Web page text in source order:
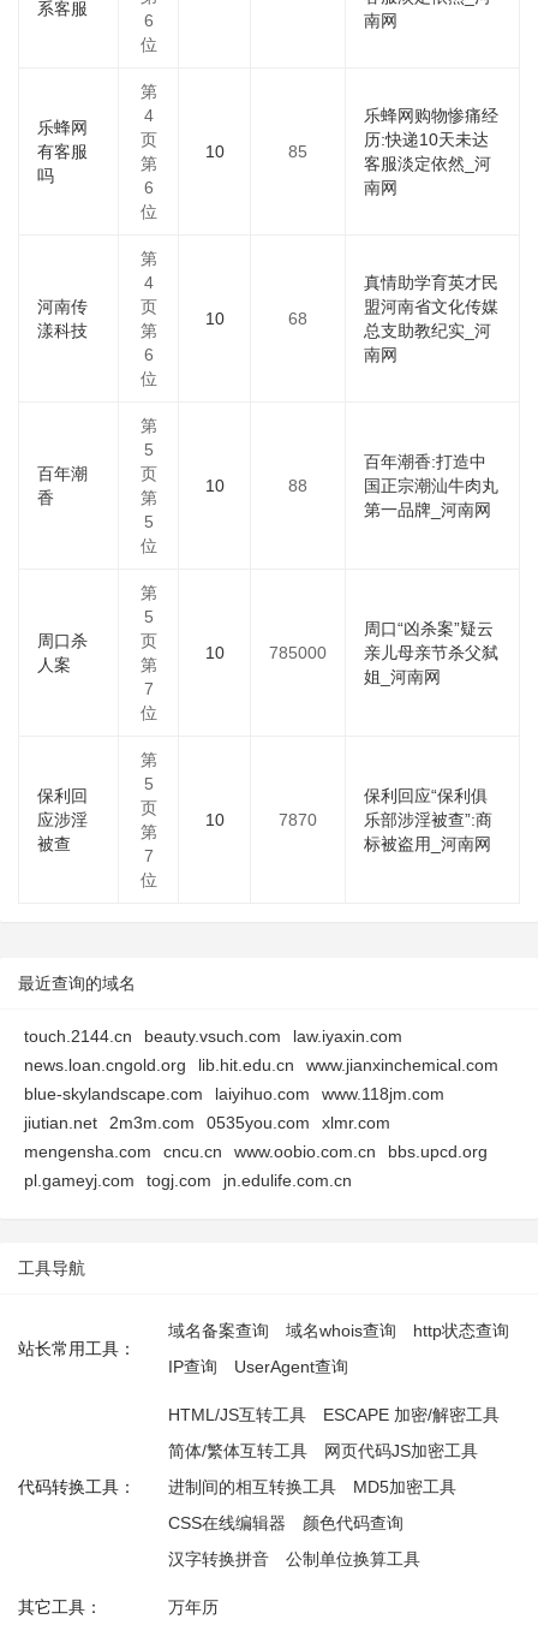
系客服
6
位
南网
乐蜂网
有客服
吗
第
4
页
第
6
位
10 85
乐蜂网购物惨痛经
历:快递10天未达
客服淡定依然_河
南网
河南传
漾科技
第
4
页
第
6
位
10 68
真情助学育英才民
盟河南省文化传媒
总支助教纪实_河
南网
百年潮
香
第
5
页
第
5
位
10 88
百年潮香:打造中
国正宗潮汕牛肉丸
第一品牌_河南网
周口杀
人案
第
5
页
第
7
位
10 785000
周口“凶杀案”疑云
亲儿母亲节杀父弑
姐_河南网
保利回
应涉淫
被查
第
5
页
第
7
位
10 7870
保利回应“保利俱
乐部涉淫被查”:商
标被盗用_河南网
最近查询的域名
touch.2144.cn beauty.vsuch.com
law.iyaxin.com
news.loan.cngold.org
lib.hit.edu.cn
www.jianxinchemical.com
blue-skylandscape.com
laiyihuo.com
www.118jm.com
jiutian.net
2m3m.com 0535you.com
xlmr.com
mengensha.com
cncu.cn www.oobio.com.cn
bbs.upcd.org
pl.gameyj.com
togj.com jn.edulife.com.cn
工具导航
站长常用工具：
域名备案查询 域名whois查询
http状态查询
IP查询
UserAgent查询
代码转换工具：
HTML/JS互转工具
ESCAPE 加密/解密工具
简体/繁体互转工具
网页代码JS加密工具
进制间的相互转换工具
MD5加密工具
CSS在线编辑器
颜色代码查询
汉字转换拼音
公制单位换算工具
其它工具： 万年历